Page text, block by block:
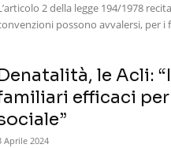
2 della legge 194/1978
possono avvalersi, per i
le Acli:
efficaci
Aprile 2024